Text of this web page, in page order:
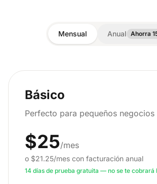
Mensual Anual Ahorra
Básico
Perfecto para pequeños negocios
$25/mes
o $21.25/mes con facturación anual
14 días de prueba gratuita — no se te cobrará